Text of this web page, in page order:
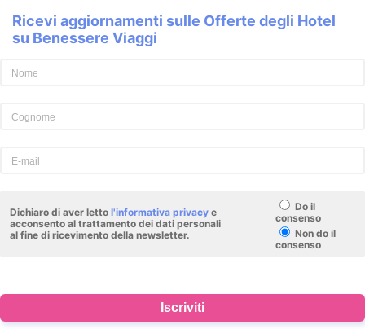
Ricevi aggiornamenti sulle Offerte degli Hotel
su Benessere Viaggi
Dichiaro di aver letto l'informativa privacy e
acconsento al trattamento dei dati personali
al fine di ricevimento della newsletter.
Do il
consenso
Non do il
consenso
Iscriviti